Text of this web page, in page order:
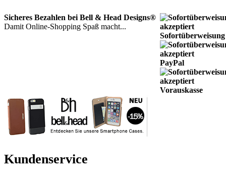
Sicheres Bezahlen bei Bell & Head Designs®
Damit Online-Shopping Spaß macht...
Sofortüberweisung
PayPal
Vorauskasse
Kundenservice